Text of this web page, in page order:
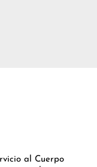
al Cuerpo